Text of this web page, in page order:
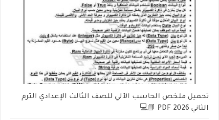
تحميل ملخص الحاسب الآلي للصف الثالث الإعدادي الترم
الثاني 2026 PDF 📘💻